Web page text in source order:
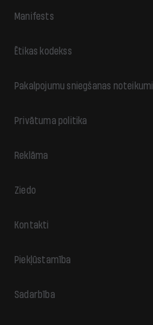
Manifests
Ētikas kodekss
Pakalpojumu sniegšanas noteikumi
Privātuma politika
Reklāma
Ziedo
Kontakti
Piekļūstamība
Sadarbība